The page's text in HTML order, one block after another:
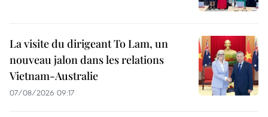
La visite du dirigeant To Lam, un
nouveau jalon dans les relations
Vietnam-Australie
07/08/2026 09:17